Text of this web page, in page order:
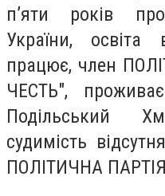
п’яти років
України,
працює, член
ЧЕСТЬ",
Подільський
судимість
ПОЛІТИЧНА